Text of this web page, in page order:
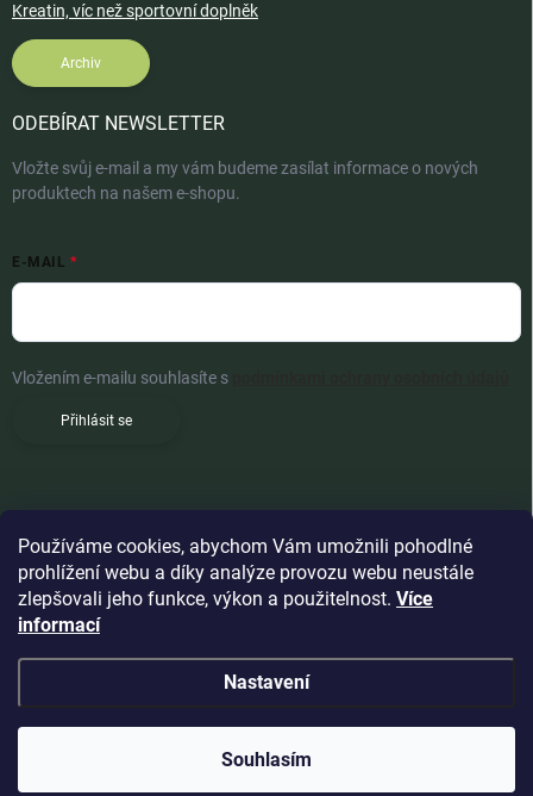
Používáme cookies, abychom Vám umožnili pohodlné
prohlížení webu a díky analýze provozu webu neustále
zlepšovali jeho funkce, výkon a použitelnost. Více
informací
Nastavení
Souhlasím
Kreatin, víc než sportovní doplněk
Archiv
ODEBÍRAT NEWSLETTER
Vložte svůj e-mail a my vám budeme zasílat informace o nových
produktech na našem e-shopu.
E-MAIL
Vložením e-mailu souhlasíte s
Přihlásit se
Woldoshop s.r.o. . Všechna práva vyhrazena.